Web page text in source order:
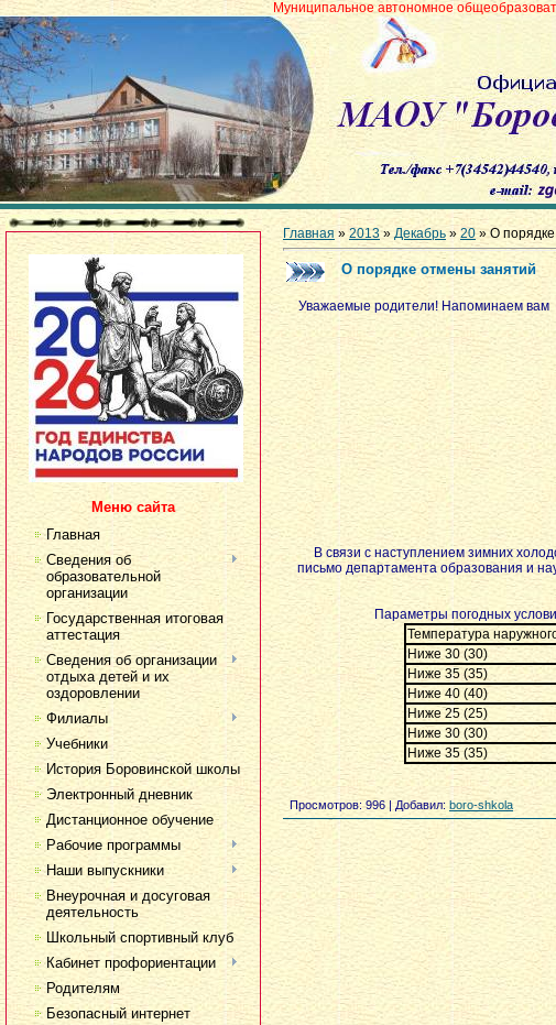
Муниципальное автономное общеобразовательное
Меню сайта
Главная
Сведения об
образовательной
организации
Государственная итоговая
аттестация
Сведения об организации
отдыха детей и их
оздоровлении
Филиалы
Учебники
История Боровинской школы
Электронный дневник
Дистанционное обучение
Рабочие программы
Наши выпускники
Внеурочная и досуговая
деятельность
Школьный спортивный клуб
Кабинет профориентации
Родителям
Безопасный интернет
Главная » 2013 » Декабрь » 20 » О
О порядке отмены занятий
Уважаемые родители! Напоминаем вам
В связи с наступлением зимних
письмо департамента образования и
Параметры погодных
Температура
Ниже 30 (30)
Ниже 35 (35)
Ниже 40 (40)
Ниже 25 (25)
Ниже 30 (30)
Ниже 35 (35)
Просмотров: 996 | Добавил: boro-shkola